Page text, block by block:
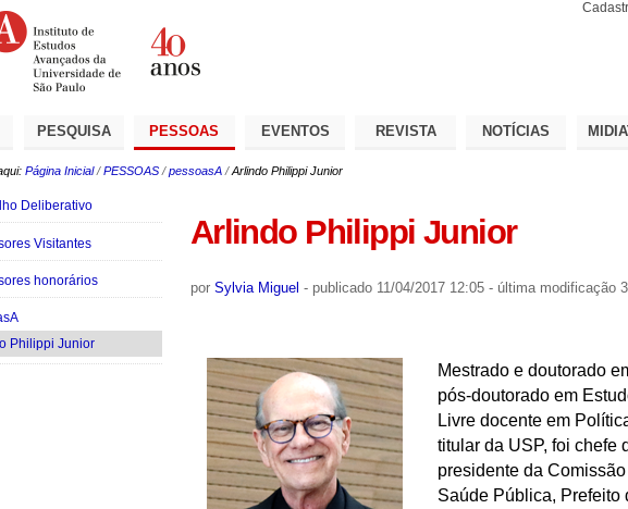
PESQUISA PESSOAS EVENTOS REVISTA NOTÍCIAS
Página Inicial /PESSOAS /pessoasA /Arlindo Philippi Junior
Arlindo Philippi Junior
por Sylvia Miguel - publicado11/04/2017 12:05 - última modificação
Mestrado e doutorado
pós-doutorado em
Livre docente em
titular da USP, foi chefe
presidente da
Saúde Pública, Prefeito
Deliberativo
Visitantes
honorários
Philippi Junior